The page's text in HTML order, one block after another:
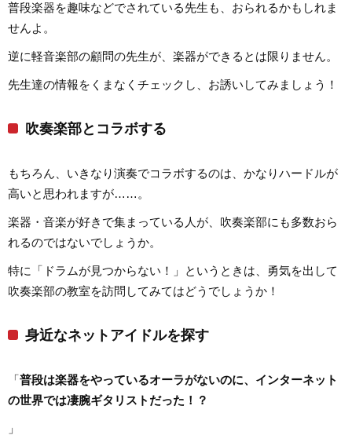
普段楽器を趣味などでされている先生も、おられるかもしれま
せんよ。
逆に軽音楽部の顧問の先生が、楽器ができるとは限りません。
先生達の情報をくまなくチェックし、お誘いしてみましょう！
吹奏楽部とコラボする
もちろん、いきなり演奏でコラボするのは、かなりハードルが
高いと思われますが……。
楽器・音楽が好きで集まっている人が、吹奏楽部にも多数おら
れるのではないでしょうか。
特に「ドラムが見つからない！」というときは、勇気を出して
吹奏楽部の教室を訪問してみてはどうでしょうか！
身近なネットアイドルを探す
「普段は楽器をやっているオーラがないのに、インターネット
の世界では凄腕ギタリストだった！？
」